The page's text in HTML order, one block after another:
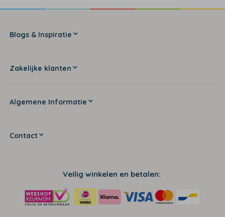
Blogs & Inspiratie
Zakelijke klanten
Algemene Informatie
Contact
Veilig winkelen en betalen: